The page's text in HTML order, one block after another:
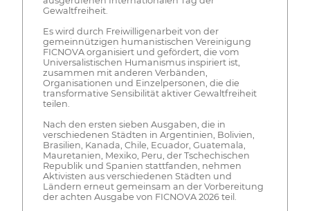
Gewaltfreiheit.
Es wird durch Freiwilligenarbeit von der
gemeinnützigen humanistischen Vereinigung
FICNOVA organisiert und gefördert, die vom
Universalistischen Humanismus inspiriert ist,
zusammen mit anderen Verbänden,
Organisationen und Einzelpersonen, die die
transformative Sensibilität aktiver Gewaltfreiheit
teilen.
Nach den ersten sieben Ausgaben, die in
verschiedenen Städten in Argentinien, Bolivien,
Brasilien, Kanada, Chile, Ecuador, Guatemala,
Mauretanien, Mexiko, Peru, der Tschechischen
Republik und Spanien stattfanden, nehmen
Aktivisten aus verschiedenen Städten und
Ländern erneut gemeinsam an der Vorbereitung
der achten Ausgabe von FICNOVA 2026 teil.